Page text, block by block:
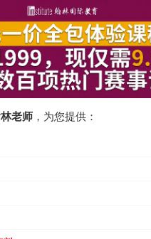
老师 ，为您提供：